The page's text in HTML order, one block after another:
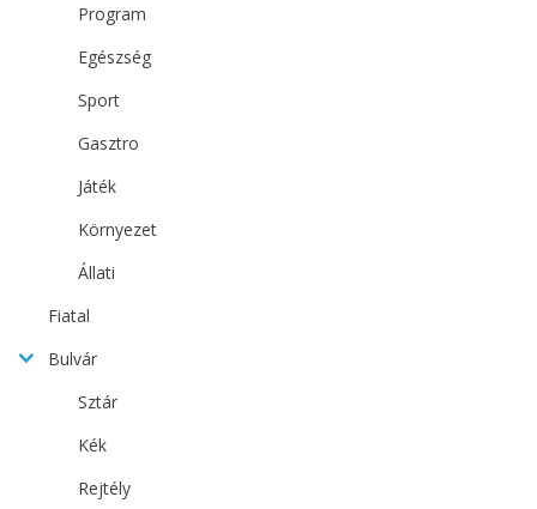
Program
Egészség
Sport
Gasztro
Játék
Környezet
Állati
Fiatal
Bulvár
Sztár
Kék
Rejtély